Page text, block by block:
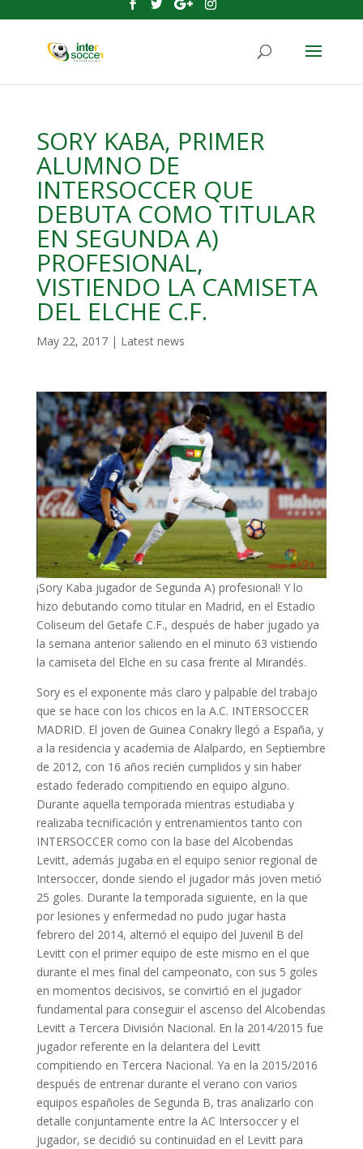
SORY KABA, PRIMER
ALUMNO DE
INTERSOCCER QUE
DEBUTA COMO TITULAR
EN SEGUNDA A)
PROFESIONAL,
VISTIENDO LA CAMISETA
DEL ELCHE C.F.
May 22, 2017| Latest news
¡Sory Kaba jugador de Segunda A) profesional! Y lo
hizo debutando como titular en Madrid, en el Estadio
Coliseum del Getafe C.F., después de haber jugado ya
la semana anterior saliendo en el minuto 63 vistiendo
la camiseta del Elche en su casa frente al Mirandés.
Sory es el exponente más claro y palpable del trabajo
que se hace con los chicos en la A.C. INTERSOCCER
MADRID. El joven de Guinea Conakry llegó a España, y
a la residencia y academia de Alalpardo, en Septiembre
de 2012, con 16 años recién cumplidos y sin haber
estado federado compitiendo en equipo alguno.
Durante aquella temporada mientras estudiaba y
realizaba tecnificación y entrenamientos tanto con
INTERSOCCER como con la base del Alcobendas
Levitt, además jugaba en el equipo senior regional de
Intersoccer, donde siendo el jugador más joven metió
25 goles. Durante la temporada siguiente, en la que
por lesiones y enfermedad no pudo jugar hasta
febrero del 2014, alternó el equipo del Juvenil B del
Levitt con el primer equipo de este mismo en el que
durante el mes final del campeonato, con sus 5 goles
en momentos decisivos, se convirtió en el jugador
fundamental para conseguir el ascenso del Alcobendas
Levitt a Tercera División Nacional. En la 2014/2015 fue
jugador referente en la delantera del Levitt
compitiendo en Tercera Nacional. Ya en la 2015/2016
después de entrenar durante el verano con varios
equipos españoles de Segunda B, tras analizarlo con
detalle conjuntamente entre la AC Intersoccer y el
jugador, se decidió su continuidad en el Levitt para